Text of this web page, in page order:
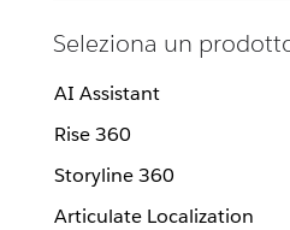
Seleziona un
AI Assistant
Rise 360
Storyline 360
Articulate Localization